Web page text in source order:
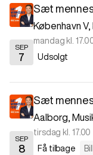
SEP
7
København V,
mandag kl.
Udsolgt
SEP
8
Sæt
Aalborg,
tirsdag kl. 17.00
Få tilbage